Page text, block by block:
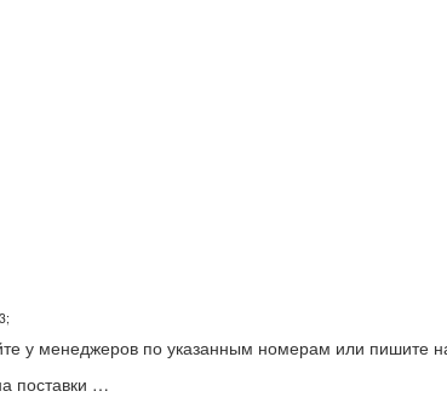
3;
у менеджеров по указанным номерам или пишите
поставки …